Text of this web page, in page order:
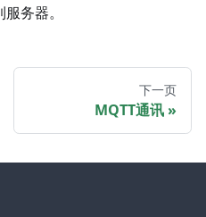
务器。
下一页
MQTT通讯